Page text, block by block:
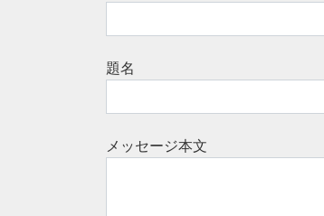
題名
メッセージ本文